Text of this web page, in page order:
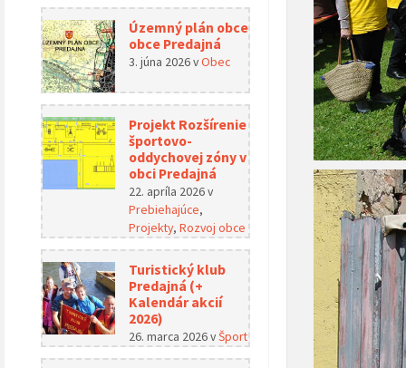
Územný plán obce
obce Predajná
3. júna 2026vObec
Projekt Rozšírenie
športovo-
oddychovej zóny v
obci Predajná
22. apríla 2026v
Prebiehajúce,
Projekty, Rozvoj obce
Turistický klub
Predajná (+
Kalendár akcií
2026)
26. marca 2026vŠport